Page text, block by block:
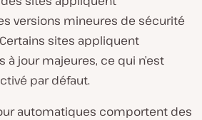
versions mineures de sécurité
sites appliquent
jour majeures, ce qui n’est
par défaut.
automatiques comportent des